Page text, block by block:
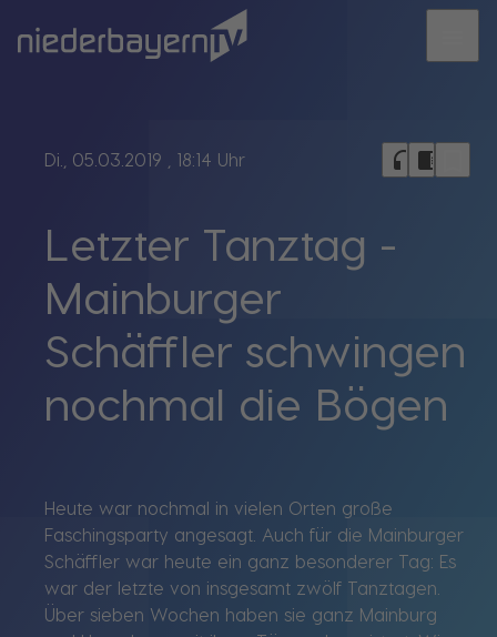
Di., 05.03.2019 , 18:14 Uhr headphones chrome_reader_mode
Letzter Tanztag -
Mainburger
Schäffler schwingen
nochmal die Bögen
Heute war nochmal in vielen Orten große
Faschingsparty angesagt. Auch für die Mainburger
Schäffler war heute ein ganz besonderer Tag: Es
war der letzte von insgesamt zwölf Tanztagen.
Über sieben Wochen haben sie ganz Mainburg